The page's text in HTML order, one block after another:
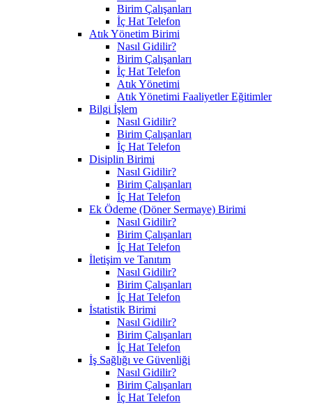
Birim Çalışanları
İç Hat Telefon
Atık Yönetim Birimi
Nasıl Gidilir?
Birim Çalışanları
İç Hat Telefon
Atık Yönetimi
Atık Yönetimi Faaliyetler Eğitimler
Bilgi İşlem
Nasıl Gidilir?
Birim Çalışanları
İç Hat Telefon
Disiplin Birimi
Nasıl Gidilir?
Birim Çalışanları
İç Hat Telefon
Ek Ödeme (Döner Sermaye) Birimi
Nasıl Gidilir?
Birim Çalışanları
İç Hat Telefon
İletişim ve Tanıtım
Nasıl Gidilir?
Birim Çalışanları
İç Hat Telefon
İstatistik Birimi
Nasıl Gidilir?
Birim Çalışanları
İç Hat Telefon
İş Sağlığı ve Güvenliği
Nasıl Gidilir?
Birim Çalışanları
İç Hat Telefon